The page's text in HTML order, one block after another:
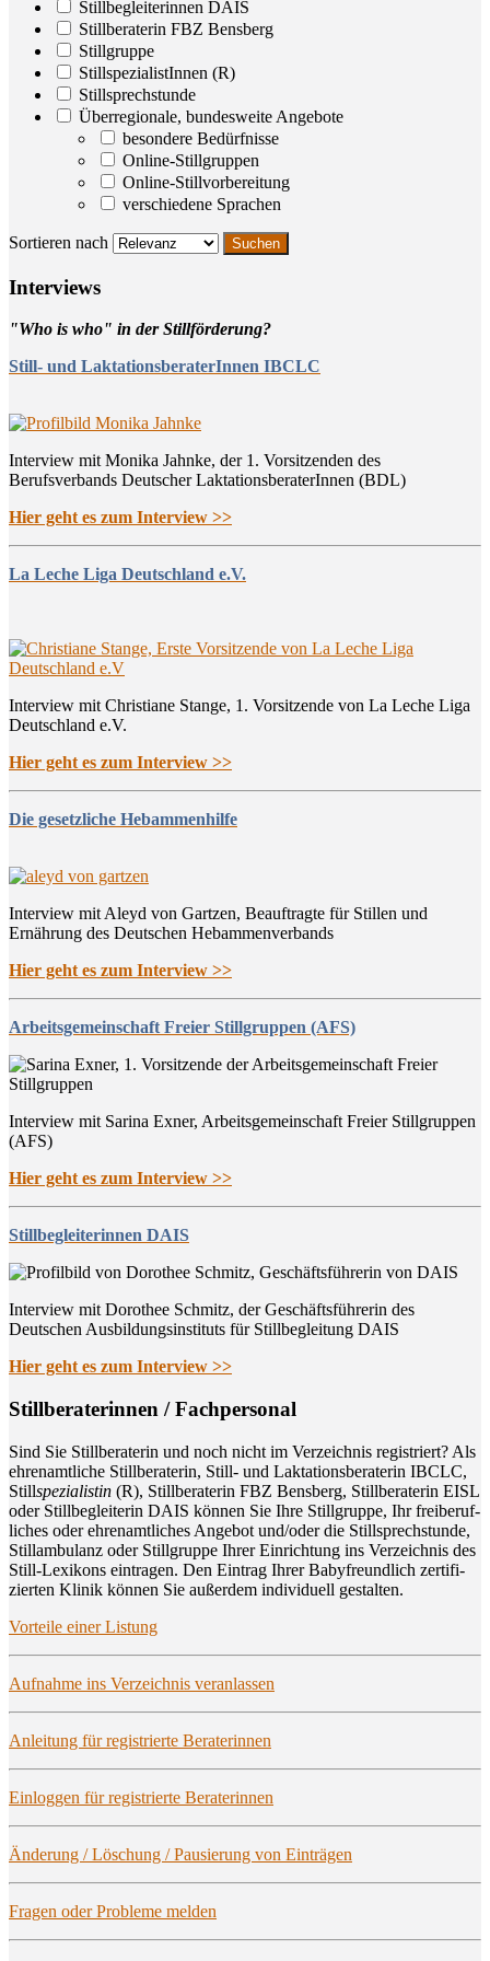
Stillbegleiterinnen DAIS
Stillberaterin FBZ Bensberg
Stillgruppe
StillspezialistInnen (R)
Stillsprechstunde
Überregionale, bundesweite Angebote
besondere Bedürfnisse
Online-Stillgruppen
Online-Stillvorbereitung
verschiedene Sprachen
Sortieren nach
Inter­views
"Who is who" in der Stillförderung?
Still- und LaktationsberaterInnen IBCLC
Interview mit Monika Jahnke, der 1. Vorsitzenden des
Berufsverbands Deutscher LaktationsberaterInnen (BDL)
Hier geht es zum Interview >>
La Leche Liga Deutschland e.V.
Interview mit Christiane Stange, 1. Vorsitzende von La Leche Liga
Deutschland e.V.
Hier geht es zum Interview >>
Die gesetzliche Hebammenhilfe
Interview mit Aleyd von Gartzen, Beauftragte für Stillen und
Ernährung des Deutschen Hebammenverbands
Hier geht es zum Interview >>
Arbeitsgemeinschaft Freier Stillgruppen (AFS)
Interview mit Sarina Exner, Arbeitsgemeinschaft Freier Stillgruppen
(AFS)
Hier geht es zum Interview >>
Stillbegleiterinnen DAIS
Interview mit Dorothee Schmitz, der Geschäftsführerin des
Deutschen Ausbildungsinstituts für Stillbegleitung DAIS
Hier geht es zum Interview >>
Still­be­ra­te­rin­nen / Fachpersonal
Sind Sie Still­be­ra­te­rin und noch nicht im Ver­zeich­nis regis­triert? Als
ehren­amt­li­che Still­be­ra­te­rin, Still- und Lak­ta­ti­ons­be­ra­te­rin IBCLC,
Stillspe­zia­lis­tin (R), Still­be­ra­te­rin FBZ Bens­berg, Still­be­ra­te­rin EISL
oder Still­be­glei­te­rin DAIS kön­nen Sie Ihre Still­grup­pe, Ihr frei­be­ruf­
li­ches oder ehren­amt­li­ches Ange­bot und/oder die Still­sprech­stun­de,
Still­am­bu­lanz oder Still­grup­pe Ihrer Ein­rich­tung ins Ver­zeich­nis des
Still-Lexi­kons ein­tra­gen. Den Ein­trag Ihrer Baby­freund­lich zer­ti­fi­
zier­ten Kli­nik kön­nen Sie außer­dem indi­vi­du­ell gestalten.
Vor­tei­le einer Listung
Auf­nah­me ins Ver­zeich­nis veranlassen
Anlei­tung für regis­trier­te Beraterinnen
Ein­log­gen für regis­trier­te Beraterinnen
Ände­rung / Löschung / Pau­sie­rung von Einträgen
Fra­gen oder Pro­ble­me melden